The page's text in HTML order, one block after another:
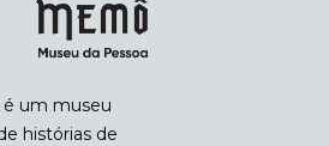
é um museu
histórias de